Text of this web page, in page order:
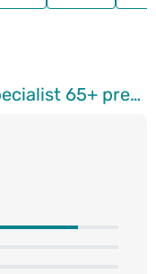
Atsauksmes L`OREAL Age Specialist 65+ pretgrumbu nakts krēms sejai, 50ml